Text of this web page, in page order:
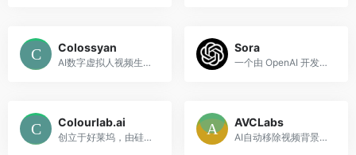
Colossyan
AI数字虚拟人视频生成平台
Sora
一个由 OpenAI 开发的文字转视频模型。它使用先进的人工智能技术，根据输入的文字描述生成逼真的视频场景。
Colourlab.ai
创立于好莱坞，由硅谷打造AI视频调色工具
AVCLabs
AI自动移除视频背景工具